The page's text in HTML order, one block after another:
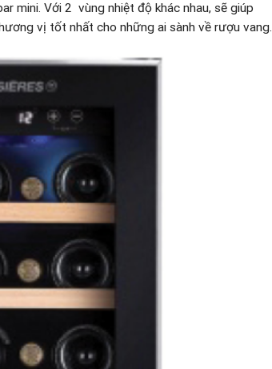
mini. Với 2 vùng nhiệt độ khác nhau, sẽ giúp
vị tốt nhất cho những ai sành về rượu vang.